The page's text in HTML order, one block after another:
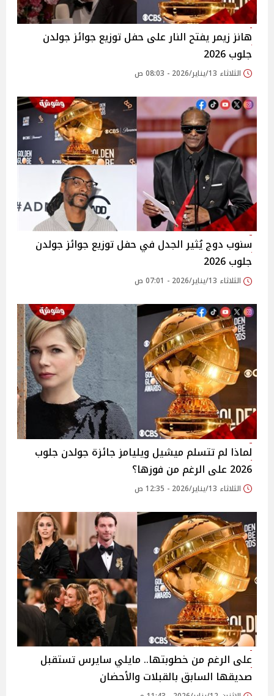
هانز زيمر يفتح النار على حفل توزيع جوائز جولدن
جلوب 2026
الثلاثاء 13/يناير/2026 - 08:03 ص
سنوب دوج يُثير الجدل في حفل توزيع جوائز جولدن
جلوب 2026
الثلاثاء 13/يناير/2026 - 07:01 ص
لماذا لم تتسلم ميشيل ويليامز جائزة جولدن جلوب
2026 على الرغم من فوزها؟
الثلاثاء 13/يناير/2026 - 12:35 ص
على الرغم من خطوبتها.. مايلي سايرس تستقبل
صديقها السابق بالقبلات والأحضان